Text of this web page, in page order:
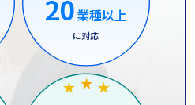
20 業種以上
に対応